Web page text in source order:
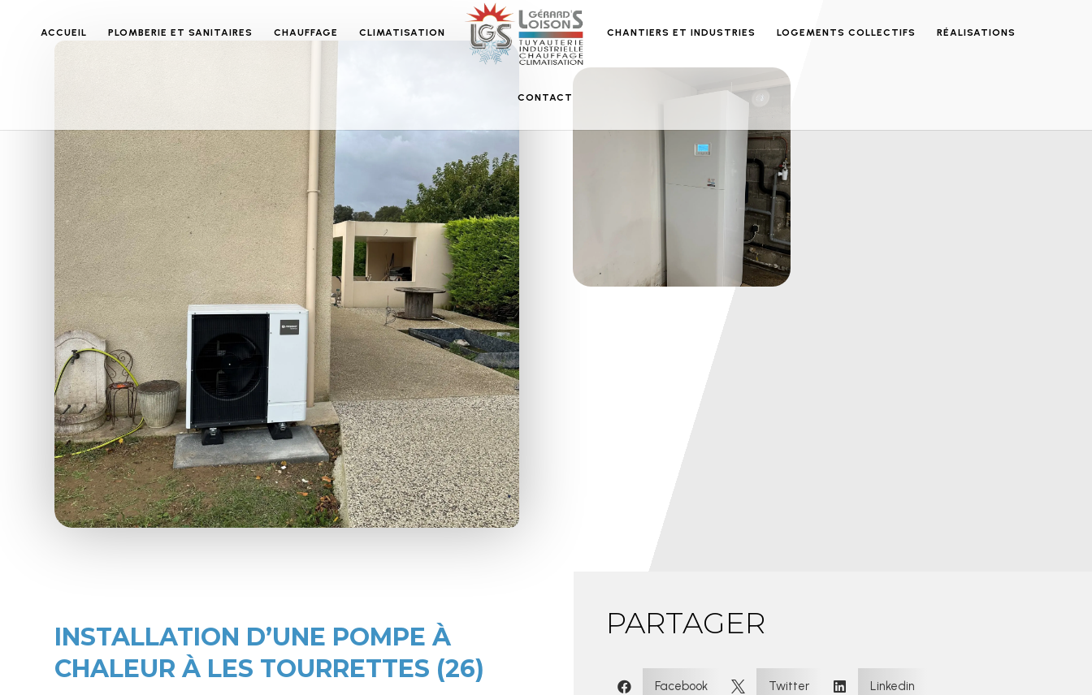
ACCUEIL PLOMBERIE ET SANITAIRES CHAUFFAGE CLIMATISATION CHANTIERS ET INDUSTRIES LOGEMENTS COLLECTIFS RÉALISATIONS
CONTACT
INSTALLATION D’UNE POMPE À
CHALEUR À LES TOURRETTES (26)
PARTAGER
 Facebook  Twitter  Linkedin